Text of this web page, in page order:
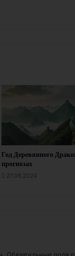
Год Деревянного
прогнозах
27.06.2024